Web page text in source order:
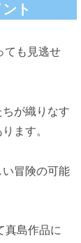
ト
ても見逃せ
が織りなす
ます。
冒険の可能
真島作品に